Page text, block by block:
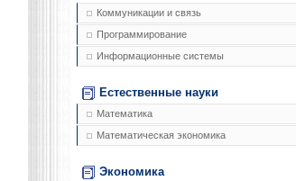
Коммуникации и связь
Программирование
Информационные системы
Естественные науки
Математика
Математическая экономика
Экономика